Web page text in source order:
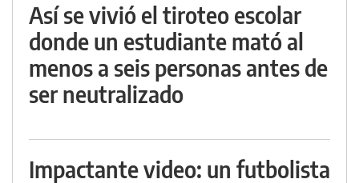
Así se vivió el tiroteo escolar
donde un estudiante mató al
menos a seis personas antes de
ser neutralizado
Impactante video: un futbolista